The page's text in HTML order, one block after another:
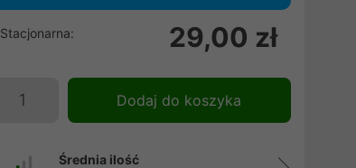
Stacjonarna: 29,00 zł
Dodaj do koszyka
Średnia ilość